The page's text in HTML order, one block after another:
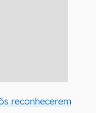
reconhecerem